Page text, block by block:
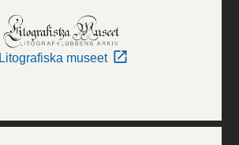
Litografiska museet